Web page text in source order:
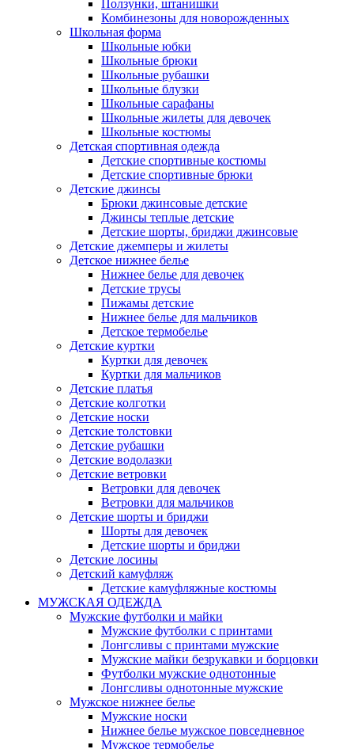
Ползунки, штанишки
Комбинезоны для новорожденных
Школьная форма
Школьные юбки
Школьные брюки
Школьные рубашки
Школьные блузки
Школьные сарафаны
Школьные жилеты для девочек
Школьные костюмы
Детская спортивная одежда
Детские спортивные костюмы
Детские спортивные брюки
Детские джинсы
Брюки джинсовые детские
Джинсы теплые детские
Детские шорты, бриджи джинсовые
Детские джемперы и жилеты
Детское нижнее белье
Нижнее белье для девочек
Детские трусы
Пижамы детские
Нижнее белье для мальчиков
Детское термобелье
Детские куртки
Куртки для девочек
Куртки для мальчиков
Детские платья
Детские колготки
Детские носки
Детские толстовки
Детские рубашки
Детские водолазки
Детские ветровки
Ветровки для девочек
Ветровки для мальчиков
Детские шорты и бриджи
Шорты для девочек
Детские шорты и бриджи
Детские лосины
Детский камуфляж
Детские камуфляжные костюмы
МУЖСКАЯ ОДЕЖДА
Мужские футболки и майки
Мужские футболки с принтами
Лонгсливы с принтами мужские
Мужские майки безрукавки и борцовки
Футболки мужские однотонные
Лонгсливы однотонные мужские
Мужское нижнее белье
Мужские носки
Нижнее белье мужское повседневное
Мужское термобелье